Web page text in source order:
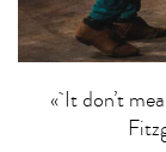
« It don’t